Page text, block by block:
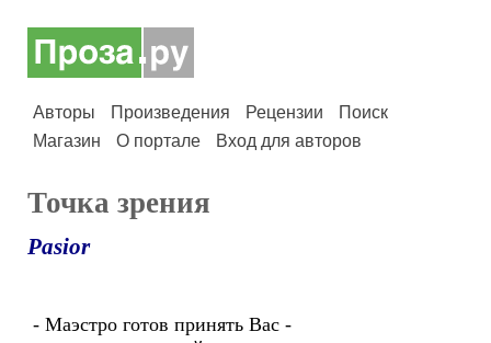
Авторы Произведения Рецензии
Поиск
Магазин
О портале Вход для авторов
Точка зрения
Pasior
- Маэстро готов принять Вас -